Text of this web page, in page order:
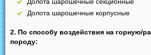
Долота шарошечные корпусные
2. По способу воздействия на горную/
породу: